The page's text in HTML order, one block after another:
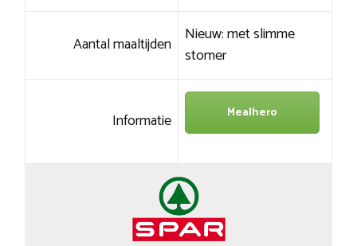
Aantal maaltijden Nieuw: met slimme
stomer
Informatie Mealhero